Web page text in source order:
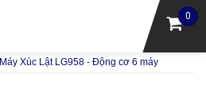
0
Máy Xúc Lật LG958 - Động cơ 6 máy